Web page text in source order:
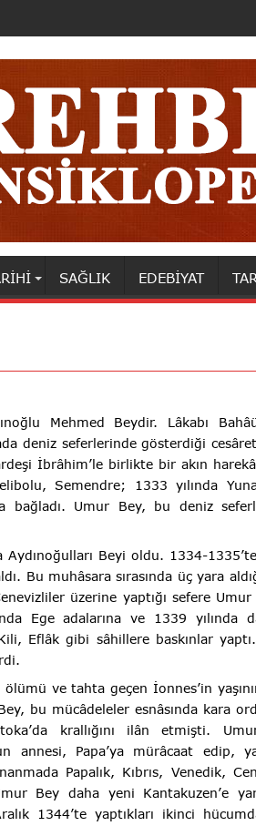
SAĞLIK EDEBIYAT
Mehmed Beydir. Lâkabı
deniz seferlerinde gösterdiği
İbrâhim’le birlikte bir akın
Semendre; 1333 yılında
bağladı. Umur Bey, bu deniz
Aydınoğulları Beyi oldu. 1334-
Bu muhâsara sırasında üç yara
üzerine yaptığı sefere
Ege adalarına ve 1339 yılında
Eflâk gibi sâhillere baskınlar
ve tahta geçen İonnes’in
bu mücâdeleler esnâsında kara
krallığını ilân etmişti.
annesi, Papa’ya mürâcaat edip,
Papalık, Kıbrıs, Venedik,
Bey daha yeni Kantakuzen’e
1344’te yaptıkları ikinci